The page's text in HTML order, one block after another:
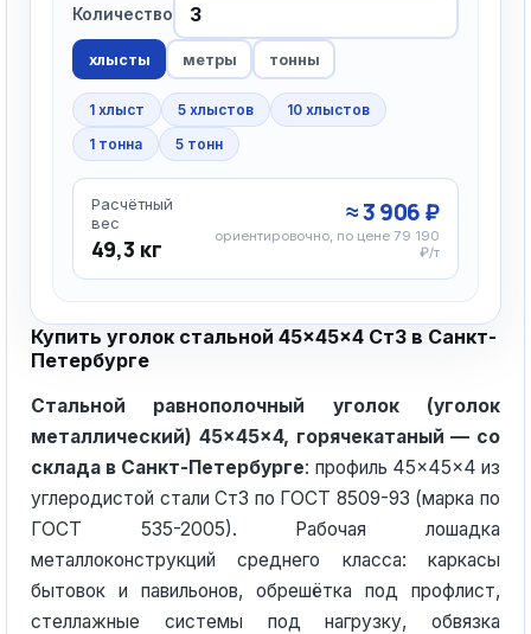
Количество
хлысты метры тонны
1 хлыст 5 хлыстов
10 хлыстов
1 тонна
5 тонн
Расчётный
вес
49,3 кг
≈ 3 906 ₽
ориентировочно, по цене 79 190
₽/т
Купить уголок стальной 45×45×4 Ст3 в Санкт-
Петербурге
Стальной равнополочный уголок (уголок
металлический) 45×45×4, горячекатаный — со
склада в Санкт-Петербурге: профиль 45×45×4 из
углеродистой стали Ст3 по ГОСТ 8509-93 (марка по
ГОСТ 535-2005). Рабочая лошадка
металлоконструкций среднего класса: каркасы
бытовок и павильонов, обрешётка под профлист,
стеллажные системы под нагрузку, обвязка